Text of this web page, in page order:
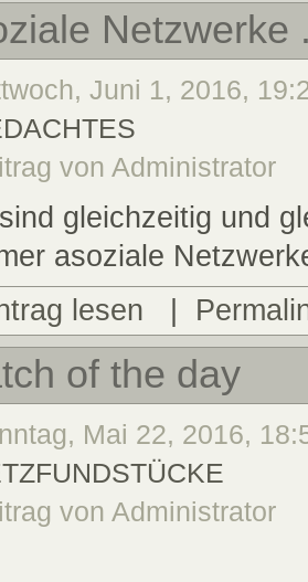
Netzwerke
Juni 1, 2016,
von Administrator
gleichzeitig und
asoziale
lesen
|
of the day
Mai 22, 2016,
von Administrator